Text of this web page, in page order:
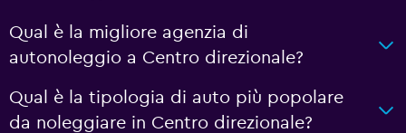
Qual è la migliore agenzia di
autonoleggio a Centro direzionale?
Qual è la tipologia di auto più popolare
da noleggiare in Centro direzionale?